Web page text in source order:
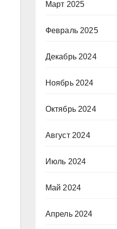
Март 2025
Февраль 2025
Декабрь 2024
Ноябрь 2024
Октябрь 2024
Август 2024
Июль 2024
Май 2024
Апрель 2024